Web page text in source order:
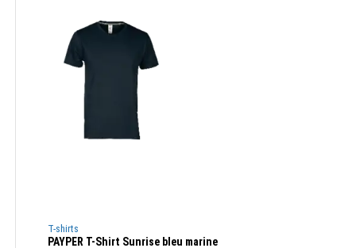
T-shirts
PAYPER T-Shirt Sunrise bleu marine